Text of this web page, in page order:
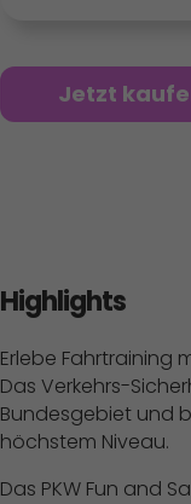
Jetzt
Highlights
Erlebe Fahrtraining
Das Verkehrs-
Bundesgebiet und
höchstem Niveau.
Das PKW Fun and